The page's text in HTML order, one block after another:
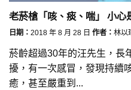
老菸槍「咳、痰、喘」 小心
日期： 2018 年 8 月 28 日 作者： 林以
菸齡超過30年的汪先生，長
擾，有一次感冒，發現持續
癒，甚至嚴重到...